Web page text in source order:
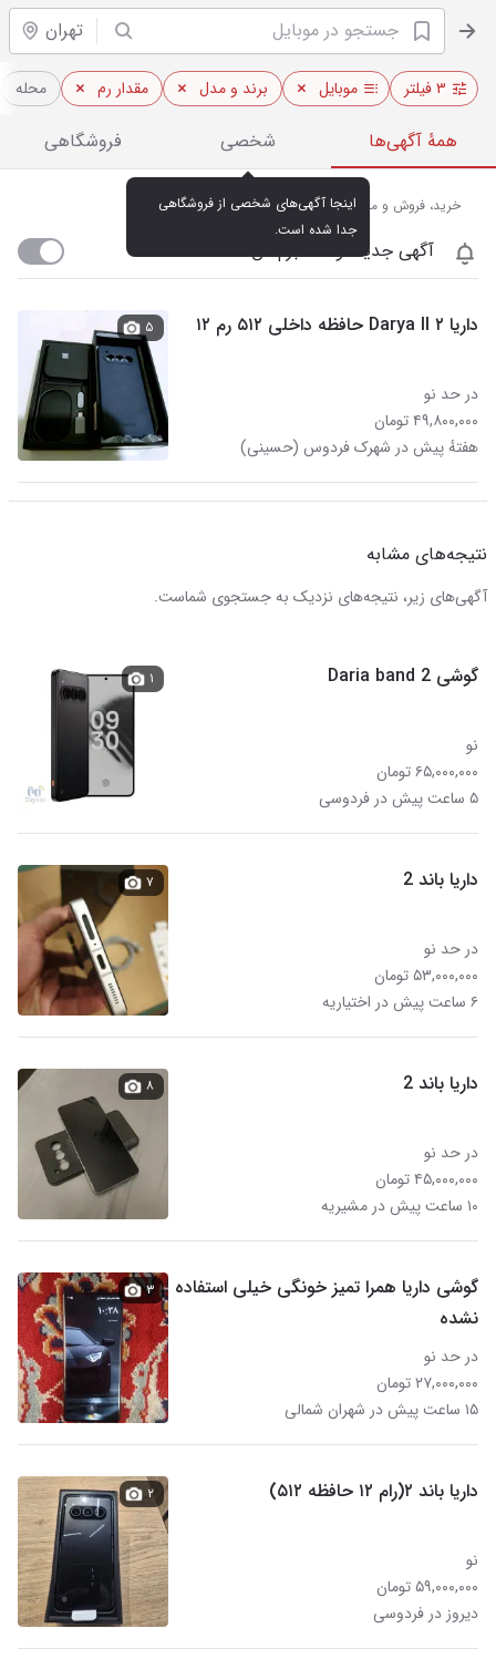
تهران
۳ فیلتر موبایل برند و مدل مقدار رم محله
همهٔ آگهی‌ها شخصی فروشگاهی
جدا شده است.
خرید، فروش و مشاهده قیمت روز موبایل در تهران
آگهی جدید اومد خبرم کن
داریا ۲ Darya ll حافظه داخلی ۵۱۲ رم ۱۲
در حد نو
۴۹,۸۰۰,۰۰۰ تومان
هفتهٔ پیش در شهرک فردوس (حسینی)
۵
نتیجه‌های مشابه
آگهی‌های زیر، نتیجه‌های نزدیک به جستجوی شماست.
گوشی Daria band 2
نو
۶۵,۰۰۰,۰۰۰ تومان
۵ ساعت پیش در فردوسی
۱
داریا باند 2
در حد نو
۵۳,۰۰۰,۰۰۰ تومان
۶ ساعت پیش در اختیاریه
۷
داریا باند 2
در حد نو
۴۵,۰۰۰,۰۰۰ تومان
۱۰ ساعت پیش در مشیریه
۸
گوشی داریا همرا تمیز خونگی خیلی استفاده
نشده
در حد نو
۲۷,۰۰۰,۰۰۰ تومان
۱۵ ساعت پیش در شهران شمالی
۳
داریا باند ۲(رام ۱۲ حافظه ۵۱۲)
نو
۵۹,۰۰۰,۰۰۰ تومان
دیروز در فردوسی
۲